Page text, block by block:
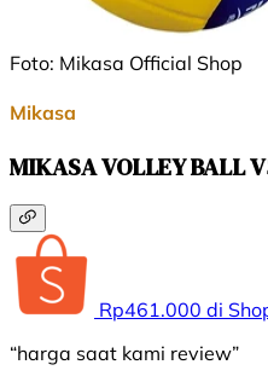
Foto: Mikasa Official Shop
Mikasa
MIKASA VOLLEY BALL
Rp461.000 di
“harga saat kami review”